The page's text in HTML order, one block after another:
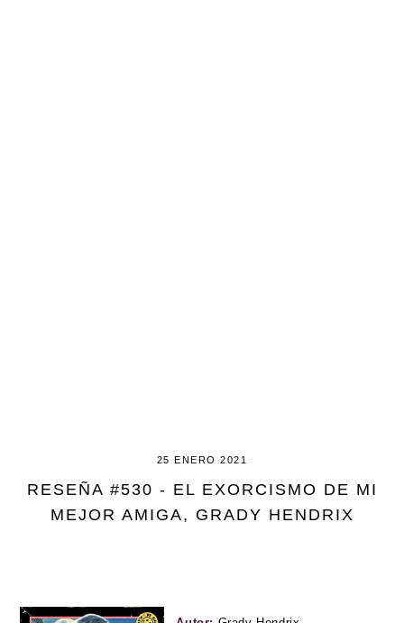
25 ENERO 2021
RESEÑA #530 - EL EXORCISMO DE MI
MEJOR AMIGA, GRADY HENDRIX